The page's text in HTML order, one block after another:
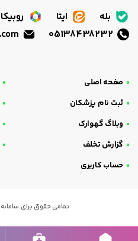
بله ایتا روبیکا
صفحه اصلی
ثبت نام پزشکان
وبلاگ گهوارک
گزارش تخلف
حساب کاربری
تمامی حقوق برای